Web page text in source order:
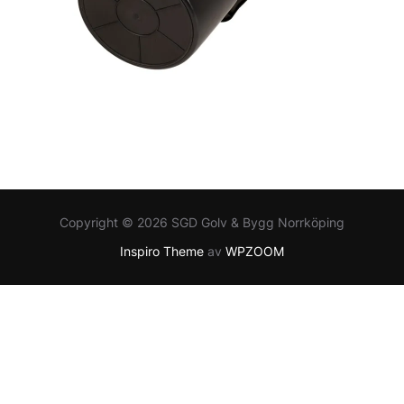
Copyright © 2026 SGD Golv & Bygg Norrköping
Inspiro Theme av WPZOOM